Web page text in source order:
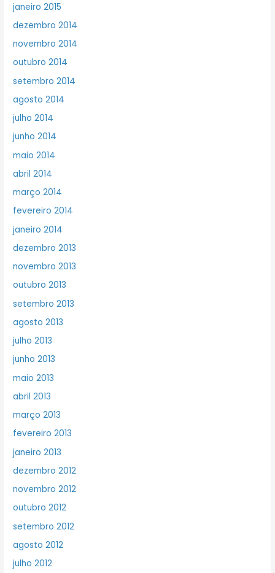
janeiro 2015
dezembro 2014
novembro 2014
outubro 2014
setembro 2014
agosto 2014
julho 2014
junho 2014
maio 2014
abril 2014
março 2014
fevereiro 2014
janeiro 2014
dezembro 2013
novembro 2013
outubro 2013
setembro 2013
agosto 2013
julho 2013
junho 2013
maio 2013
abril 2013
março 2013
fevereiro 2013
janeiro 2013
dezembro 2012
novembro 2012
outubro 2012
setembro 2012
agosto 2012
julho 2012